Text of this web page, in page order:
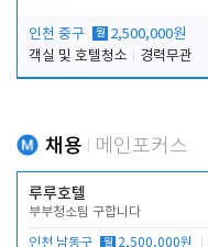
인천 중구 월 2,500,000원
객실 및 호텔청소
경력무관
채용 메인포커스
루루호텔
부부청소팀 구합니다
인천 남동구 월 2,500,000원